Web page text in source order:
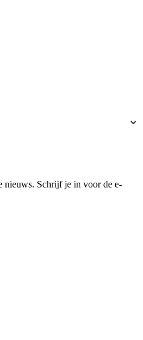
nieuws. Schrijf je in voor de e-